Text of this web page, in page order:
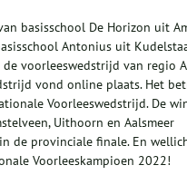
basisschool De Horizon uit
Antonius uit
voorleeswedstrijd van regio
vond online plaats. Het
Voorleeswedstrijd. De
Uithoorn en Aalsmeer
de provinciale finale. En
Voorleeskampioen 2022!